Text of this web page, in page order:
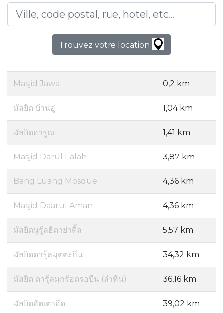
Trouvez votre location
Masjid Jawa 0,2 km
มัสยิด บ้านอู่ 1,04 km
มัสยิดฮารูณ 1,41 km
Masjid Darul Falah 3,87 km
Bang Luang Mosque 4,36 km
Masjid Daarul Aman 4,36 km
มัสยิดนูรู้ลฮิดาย่าติ้ล 5,57 km
มัสยิดดารุ้ลมุตตะกีน 34,32 km
มัสยิด ดารุ้ลมุกร้อดรอบีน (ลำหิน) 36,16 km
มัสยิดอัตเตาฮีด 39,02 km